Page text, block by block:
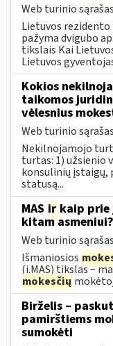
Web turinio sąrašas
Lietuvos
pažyma dvigubo
tikslais Kai
Lietuvos
Kokios
taikomos
vėlesnius
Web turinio sąrašas
Nekilnojamojo
turtas: 1) užsienio
konsulinių įstaigų,
statusą...
MAS ir kaip prie
kitam asmeniui?
Web turinio sąrašas
Išmaniosios
(i.MAS) tikslas −
mokesčių
Birželis –
pamirštiems
sumokėti